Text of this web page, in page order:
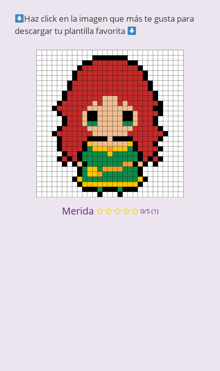
Haz click en la imagen que más te gusta para
descargar tu plantilla favorita
Merida 0/5(1)